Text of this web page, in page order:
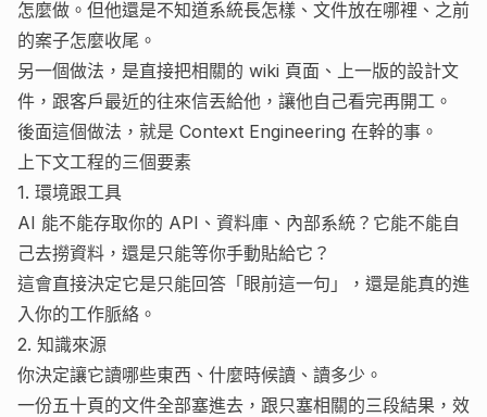
怎麼做。但他還是不知道系統長怎樣、文件放在哪裡、之前
的案子怎麼收尾。
另一個做法，是直接把相關的 wiki 頁面、上一版的設計文
件，跟客戶最近的往來信丟給他，讓他自己看完再開工。
後面這個做法，就是 Context Engineering 在幹的事。
上下文工程的三個要素
1. 環境跟工具
AI 能不能存取你的 API、資料庫、內部系統？它能不能自
己去撈資料，還是只能等你手動貼給它？
這會直接決定它是只能回答「眼前這一句」，還是能真的進
入你的工作脈絡。
2. 知識來源
你決定讓它讀哪些東西、什麼時候讀、讀多少。
一份五十頁的文件全部塞進去，跟只塞相關的三段結果，效